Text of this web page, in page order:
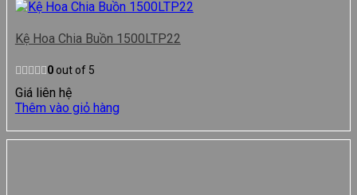
Kệ Hoa Chia Buồn 1500LTP22
0out of 5
Giá liên hệ
Thêm vào giỏ hàng